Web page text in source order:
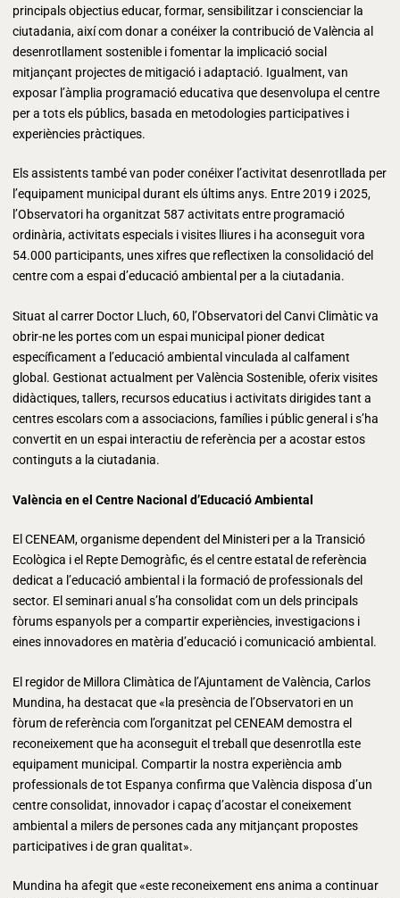
principals objectius educar, formar, sensibilitzar i conscienciar la
ciutadania, així com donar a conéixer la contribució de València al
desenrotllament sostenible i fomentar la implicació social
mitjançant projectes de mitigació i adaptació. Igualment, van
exposar l’àmplia programació educativa que desenvolupa el centre
per a tots els públics, basada en metodologies participatives i
experiències pràctiques.
Els assistents també van poder conéixer l’activitat desenrotllada per
l’equipament municipal durant els últims anys. Entre 2019 i 2025,
l’Observatori ha organitzat 587 activitats entre programació
ordinària, activitats especials i visites lliures i ha aconseguit vora
54.000 participants, unes xifres que reflectixen la consolidació del
centre com a espai d’educació ambiental per a la ciutadania.
Situat al carrer Doctor Lluch, 60, l’Observatori del Canvi Climàtic va
obrir-ne les portes com un espai municipal pioner dedicat
específicament a l’educació ambiental vinculada al calfament
global. Gestionat actualment per València Sostenible, oferix visites
didàctiques, tallers, recursos educatius i activitats dirigides tant a
centres escolars com a associacions, famílies i públic general i s’ha
convertit en un espai interactiu de referència per a acostar estos
continguts a la ciutadania.
València en el Centre Nacional d’Educació Ambiental
El CENEAM, organisme dependent del Ministeri per a la Transició
Ecològica i el Repte Demogràfic, és el centre estatal de referència
dedicat a l’educació ambiental i la formació de professionals del
sector. El seminari anual s’ha consolidat com un dels principals
fòrums espanyols per a compartir experiències, investigacions i
eines innovadores en matèria d’educació i comunicació ambiental.
El regidor de Millora Climàtica de l’Ajuntament de València, Carlos
Mundina, ha destacat que «la presència de l’Observatori en un
fòrum de referència com l’organitzat pel CENEAM demostra el
reconeixement que ha aconseguit el treball que desenrotlla este
equipament municipal. Compartir la nostra experiència amb
professionals de tot Espanya confirma que València disposa d’un
centre consolidat, innovador i capaç d’acostar el coneixement
ambiental a milers de persones cada any mitjançant propostes
participatives i de gran qualitat».
Mundina ha afegit que «este reconeixement ens anima a continuar